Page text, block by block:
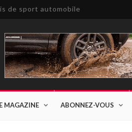
de sport automobile
MAGAZINE ABONNEZ-VOUS